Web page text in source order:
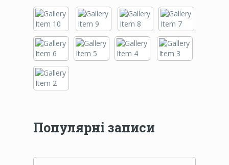
Популярні записи